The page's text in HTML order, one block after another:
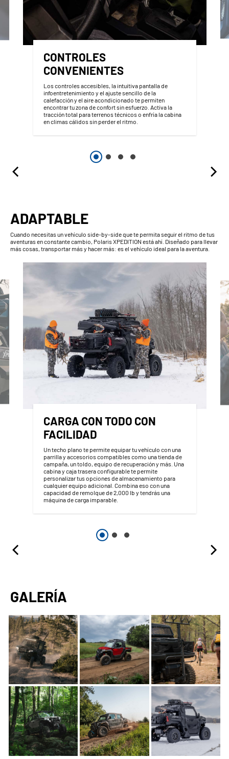
CONTROLES
CONVENIENTES
Los controles accesibles, la intuitiva pantalla de
infoentretenimiento y el ajuste sencillo de la
calefacción y el aire acondicionado te permiten
encontrar tu zona de confort sin esfuerzo. Activa la
tracción total para terrenos técnicos o enfría la cabina
en climas cálidos sin perder el ritmo.
ADAPTABLE
Cuando necesitas un vehículo side-by-side que te permita seguir el ritmo de tus
aventuras en constante cambio, Polaris XPEDITION está ahí. Diseñado para llevar
más cosas, transportar más y hacer más: es el vehículo ideal para la aventura.
CARGA CON TODO CON
FACILIDAD
Un techo plano te permite equipar tu vehículo con una
parrilla y accesorios compatibles como una tienda de
campaña, un toldo, equipo de recuperación y más. Una
cabina y caja trasera configurable te permite
personalizar tus opciones de almacenamiento para
cualquier equipo adicional. Combina eso con una
capacidad de remolque de 2,000 lb y tendrás una
máquina de carga imparable.
GALERÍA